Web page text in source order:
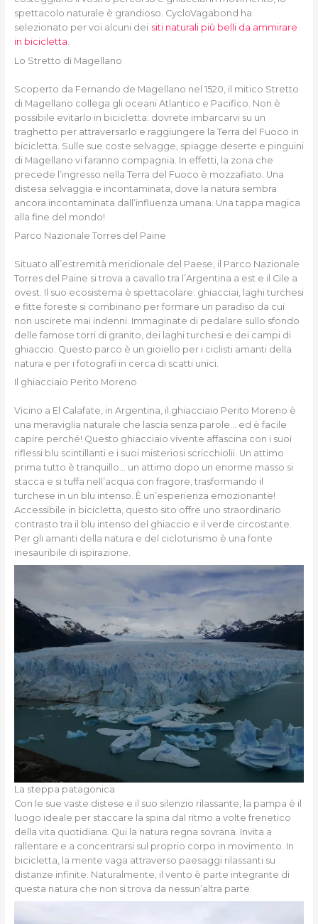
spettacolo naturale è grandioso. CycloVagabond ha
selezionato per voi alcuni dei siti naturali più belli da ammirare
in bicicletta.
Lo Stretto di Magellano
Scoperto da Fernando de Magellano nel 1520, il mitico Stretto
di Magellano collega gli oceani Atlantico e Pacifico. Non è
possibile evitarlo in bicicletta: dovrete imbarcarvi su un
traghetto per attraversarlo e raggiungere la Terra del Fuoco in
bicicletta. Sulle sue coste selvagge, spiagge deserte e pinguini
di Magellano vi faranno compagnia. In effetti, la zona che
precede l’ingresso nella Terra del Fuoco è mozzafiato. Una
distesa selvaggia e incontaminata, dove la natura sembra
ancora incontaminata dall’influenza umana. Una tappa magica
alla fine del mondo!
Parco Nazionale Torres del Paine
Situato all’estremità meridionale del Paese, il Parco Nazionale
Torres del Paine si trova a cavallo tra l’Argentina a est e il Cile a
ovest. Il suo ecosistema è spettacolare: ghiacciai, laghi turchesi
e fitte foreste si combinano per formare un paradiso da cui
non uscirete mai indenni. Immaginate di pedalare sullo sfondo
delle famose torri di granito, dei laghi turchesi e dei campi di
ghiaccio. Questo parco è un gioiello per i ciclisti amanti della
natura e per i fotografi in cerca di scatti unici.
Il ghiacciaio Perito Moreno
Vicino a El Calafate, in Argentina, il ghiacciaio Perito Moreno è
una meraviglia naturale che lascia senza parole… ed è facile
capire perché! Questo ghiacciaio vivente affascina con i suoi
riflessi blu scintillanti e i suoi misteriosi scricchiolii. Un attimo
prima tutto è tranquillo… un attimo dopo un enorme masso si
stacca e si tuffa nell’acqua con fragore, trasformando il
turchese in un blu intenso. È un’esperienza emozionante!
Accessibile in bicicletta, questo sito offre uno straordinario
contrasto tra il blu intenso del ghiaccio e il verde circostante.
Per gli amanti della natura e del cicloturismo è una fonte
inesauribile di ispirazione.
La steppa patagonica
Con le sue vaste distese e il suo silenzio rilassante, la pampa è il
luogo ideale per staccare la spina dal ritmo a volte frenetico
della vita quotidiana. Qui la natura regna sovrana. Invita a
rallentare e a concentrarsi sul proprio corpo in movimento. In
bicicletta, la mente vaga attraverso paesaggi rilassanti su
distanze infinite. Naturalmente, il vento è parte integrante di
questa natura che non si trova da nessun’altra parte.